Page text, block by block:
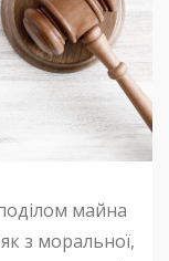
майна
з моральної,